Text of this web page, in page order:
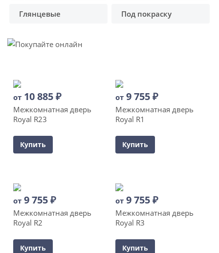
Глянцевые Под покраску
от 10 885₽
Межкомнатная дверь
Royal R23
Купить
от 9 755₽
Межкомнатная дверь
Royal R1
Купить
от 9 755₽
Межкомнатная дверь
Royal R2
Купить
от 9 755₽
Межкомнатная дверь
Royal R3
Купить